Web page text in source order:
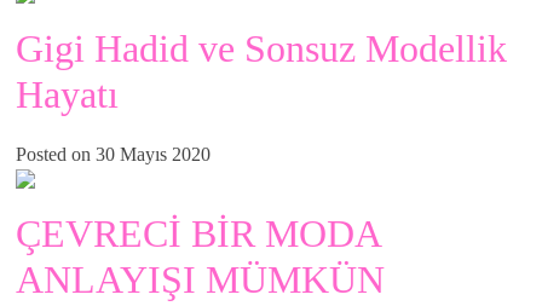
Gigi Hadid ve Sonsuz Modellik
Hayatı
Posted on 30 Mayıs 2020
ÇEVRECİ BİR MODA
ANLAYIŞI MÜMKÜN